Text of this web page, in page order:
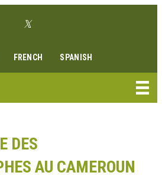
Lien Twitter
FRENCH SPANISH
DES
AU CAMEROUN